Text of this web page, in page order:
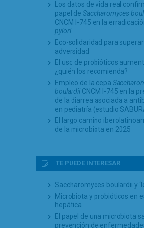
Los datos de vida real
papel de Saccharomyces
CNCM I-745 en la
pylori
Eco-solidaridad para superar
adversidad
El uso de probióticos
¿quién los recomienda?
Empleo de la cepa
boulardii CNCM I-745 en la
de la diarrea asociada a
en pediatría (estudio
El largo camino
de la microbiota en 2025
TE PUEDE INTERESAR
Saccharomyces boulardii y
Microbiota y probióticos en
hepática
El papel de una microbiota
prevención de